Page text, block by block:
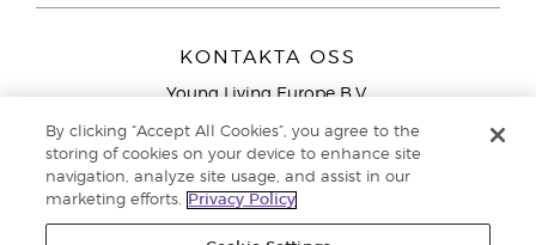
KONTAKTA OSS
Young Living Europe B.V.
9727 AJ Groningen
Nederländerna
Kundtjänst – Avgiftsfritt lokalsamtal (ej från
mobiltelefon):020 793400
By clicking “Accept All Cookies”, you agree to the
storing of cookies on your device to enhance site
navigation, analyze site usage, and assist in our
marketing efforts.
Privacy Policy